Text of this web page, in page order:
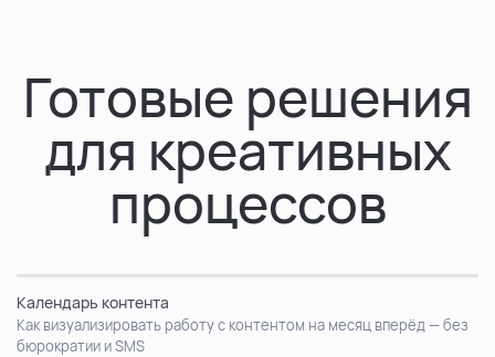
Готовые решения
для креативных
процессов
Календарь контента
Как визуализировать работу с контентом на месяц вперёд — без
бюрократии и SMS